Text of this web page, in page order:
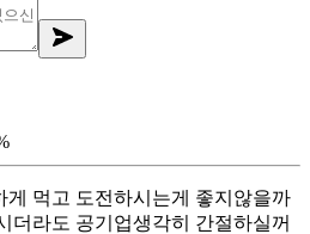
게 먹고 도전하시는게 좋지않을까
더라도 공기업생각히 간절하실꺼